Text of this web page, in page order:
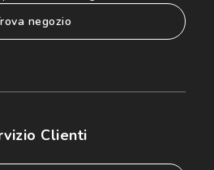
trova negozio
Clienti